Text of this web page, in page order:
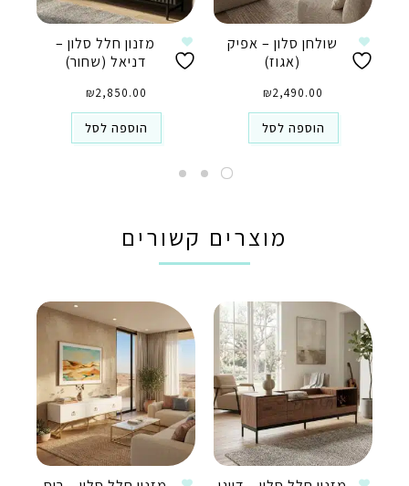
שולחן סלון – אפיק
(אגוז)
₪2,490.00
הוספה לסל
מזנון חלל סלון –
דניאל (שחור)
₪2,850.00
הוספה לסל
מוצרים קשורים